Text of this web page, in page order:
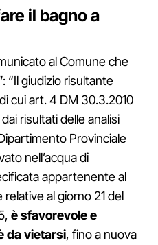
il bagno a
al Comune che
“Il giudizio risultante
cui art. 4 DM 30.3.2010
risultati delle analisi
Provinciale
nell’acqua di
appartenente al
al giorno 21 del
è sfavorevolee
da vietarsi, fino a nuova